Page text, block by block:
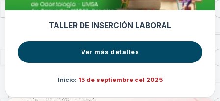
TALLER DE INSERCIÓN LABORAL
Ver más detalles
Inicio: 15 de septiembre del 2025